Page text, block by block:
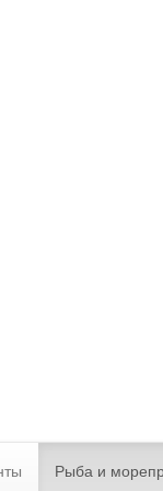
Рыба и